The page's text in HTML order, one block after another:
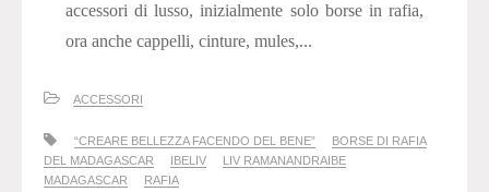
accessori di lusso, inizialmente solo borse in rafia,
ora anche cappelli, cinture, mules,...
ACCESSORI
“CREARE BELLEZZA FACENDO DEL BENE”
BORSE DI RAFIA
DEL MADAGASCAR
IBELIV
LIV RAMANANDRAIBE
MADAGASCAR
RAFIA